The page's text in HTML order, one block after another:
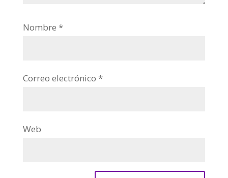
Nombre *
Correo electrónico *
Web